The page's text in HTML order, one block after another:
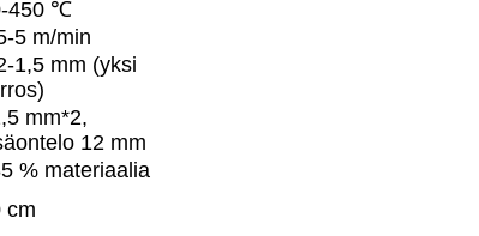
450 ℃
5 m/min
1,5 mm (yksi
mm*2,
12 mm
% materiaalia
cm